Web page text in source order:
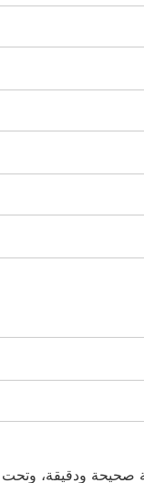
صحيحة ودقيقة، وتحت